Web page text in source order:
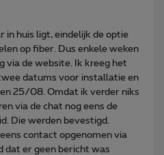
in huis ligt, eindelijk de optie
op fiber. Dus enkele weken
via de website. Ik kreeg het
datums voor installatie en
25/08. Omdat ik verder niks
via de chat nog eens de
Die werden bevestigd.
contact opgenomen via
dat er geen bericht was